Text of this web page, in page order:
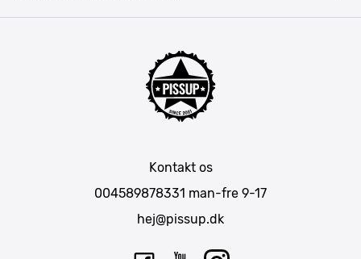
Kontakt os
004589878331 man-fre 9-17
hej@pissup.dk